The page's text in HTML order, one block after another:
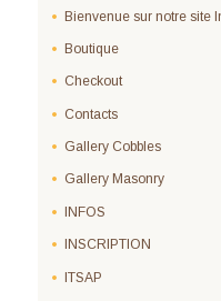
Bienvenue sur notre site
Boutique
Checkout
Contacts
Gallery Cobbles
Gallery Masonry
INFOS
INSCRIPTION
ITSAP